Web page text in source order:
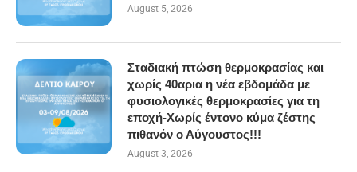
August 5, 2026
Σταδιακή πτώση θερμοκρασίας και
χωρίς 40αρια η νέα εβδομάδα με
φυσιολογικές θερμοκρασίες για τη
εποχή-Χωρίς έντονο κύμα ζέστης
πιθανόν ο Αύγουστος!!!
August 3, 2026